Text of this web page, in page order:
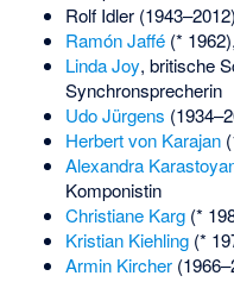
Rolf Idler
Ramón Jaffé(*
Linda Joy, britische
Synchronsprecherin
Udo Jürgens
Herbert von Karajan
Alexandra
Komponistin
Christiane Karg(*
Kristian Kiehling(*
Armin Kircher